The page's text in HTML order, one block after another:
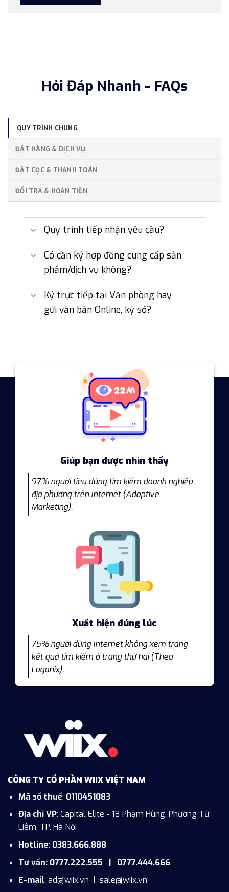
Hỏi Đáp Nhanh - FAQs
QUY TRÌNH CHUNG
ĐẶT HÀNG & DỊCH VỤ
ĐẶT CỌC & THANH TOÁN
ĐỔI TRẢ & HOÀN TIỀN
Quy trình tiếp nhận yêu cầu?
Có cần ký hợp đồng cung cấp sản
phẩm/dịch vụ không?
Ký trực tiếp tại Văn phòng hay
gửi văn bản Online, ký số?
Giúp bạn được nhìn thấy
97% người tiêu dùng tìm kiếm doanh nghiệp
địa phương trên Internet (Adaptive
Marketing).
Xuất hiện đúng lúc
75% người dùng Internet không xem trang
kết quả tìm kiếm ở trang thứ hai (Theo
Loganix).
CÔNG TY CỔ PHẦN WIIX VIỆT NAM
Mã số thuế: 0110451083
Địa chỉ VP: Capital Elite - 18 Phạm Hùng, Phường Từ
Liêm, TP. Hà Nội
Hotline: 0383.666.888
Tư vấn: 0777.222.555 | 0777.444.666
E-mail: ad@wiix.vn sale@wiix.vn